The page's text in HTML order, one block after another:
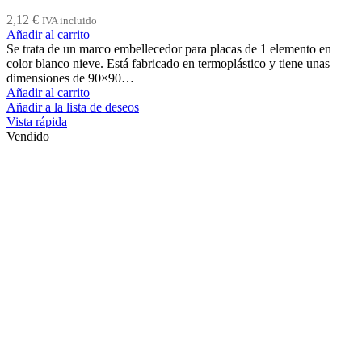
2,12 € IVA incluido
Añadir al carrito
Se trata de un marco embellecedor para placas de 1 elemento en
color blanco nieve. Está fabricado en termoplástico y tiene unas
dimensiones de 90×90…
Añadir al carrito
Añadir a la lista de deseos
Vista rápida
Vendido